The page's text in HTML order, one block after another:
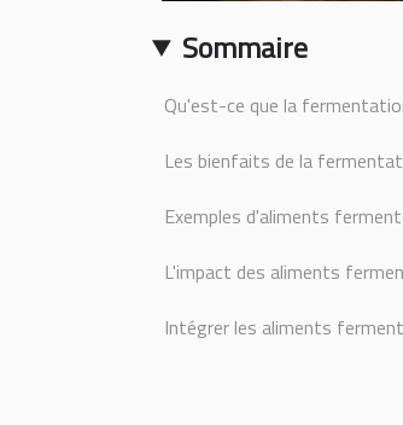
Sommaire
Qu'est-ce que la
Les bienfaits de la
Exemples d'aliments
L'impact des aliments
Intégrer les aliments